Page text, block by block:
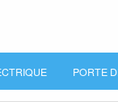
PORTE